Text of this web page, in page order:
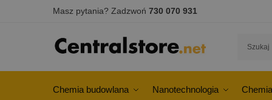
Masz pytania? Zadzwoń 730 070 931
Chemia budowlana Nanotechnologia